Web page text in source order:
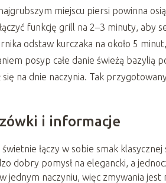
miejscu piersi powinna
funkcję grill na 2–3 minuty, aby
odstaw kurczaka na około 5
posyp całe danie świeżą bazylią
na dnie naczynia. Tak
i informacje
świetnie łączy w sobie smak
dobry pomysł na elegancki, a
jednym naczyniu, więc zmywania